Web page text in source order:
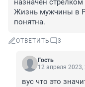
назначен
Жизнь мужчины в
понятна.
ОТВЕТИТЬ 3
Гость
12 апреля 2023,
вус что это